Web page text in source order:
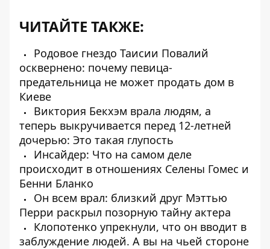
ЧИТАЙТЕ ТАКЖЕ:
Родовое гнездо Таисии Повалий
осквернено: почему певица-
предательница не может продать дом в
Киеве
Виктория Бекхэм врала людям, а
теперь выкручивается перед 12-летней
дочерью: Это такая глупость
Инсайдер: Что на самом деле
происходит в отношениях Селены Гомес и
Бенни Бланко
Он всем врал: близкий друг Мэттью
Перри раскрыл позорную тайну актера
Клопотенко упрекнули, что он вводит в
заблуждение людей. А вы на чьей стороне